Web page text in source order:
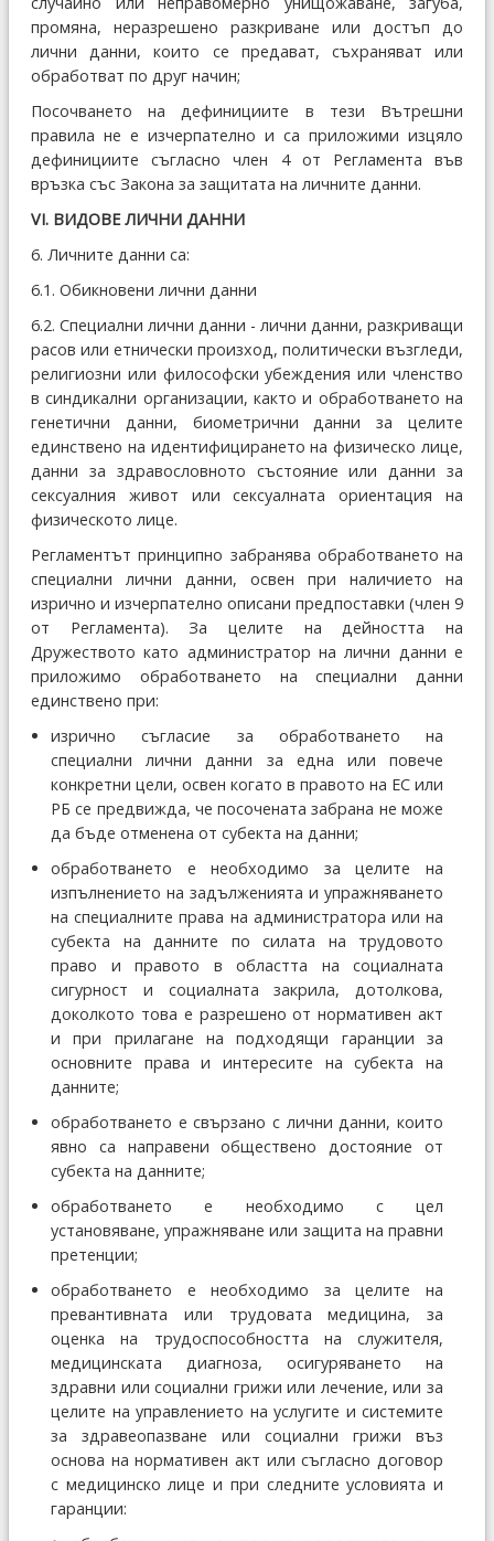
промяна, неразрешено разкриване или достъп до
лични данни, които се предават, съхраняват или
обработват по друг начин;
Посочването на дефинициите в тези Вътрешни
правила не е изчерпателно и са приложими изцяло
дефинициите съгласно член 4 от Регламента във
връзка със Закона за защитата на личните данни.
VІ. ВИДОВЕ ЛИЧНИ ДАННИ
6. Личните данни са:
6.1. Обикновени лични данни
6.2. Специални лични данни - лични данни, разкриващи
расов или етнически произход, политически възгледи,
религиозни или философски убеждения или членство
в синдикални организации, както и обработването на
генетични данни, биометрични данни за целите
единствено на идентифицирането на физическо лице,
данни за здравословното състояние или данни за
сексуалния живот или сексуалната ориентация на
физическото лице.
Регламентът принципно забранява обработването на
специални лични данни, освен при наличието на
изрично и изчерпателно описани предпоставки (член 9
от Регламента). За целите на дейността на
Дружеството като администратор на лични данни е
приложимо обработването на специални данни
единствено при:
изрично съгласие за обработването на
специални лични данни за една или повече
конкретни цели, освен когато в правото на ЕС или
РБ се предвижда, че посочената забрана не може
да бъде отменена от субекта на данни;
обработването е необходимо за целите на
изпълнението на задълженията и упражняването
на специалните права на администратора или на
субекта на данните по силата на трудовото
право и правото в областта на социалната
сигурност и социалната закрила, дотолкова,
доколкото това е разрешено от нормативен акт
и при прилагане на подходящи гаранции за
основните права и интересите на субекта на
данните;
обработването е свързано с лични данни, които
явно са направени обществено достояние от
субекта на данните;
обработването е необходимо с цел
установяване, упражняване или защита на правни
претенции;
обработването е необходимо за целите на
превантивната или трудовата медицина, за
оценка на трудоспособността на служителя,
медицинската диагноза, осигуряването на
здравни или социални грижи или лечение, или за
целите на управлението на услугите и системите
за здравеопазване или социални грижи въз
основа на нормативен акт или съгласно договор
с медицинско лице и при следните условията и
гаранции: